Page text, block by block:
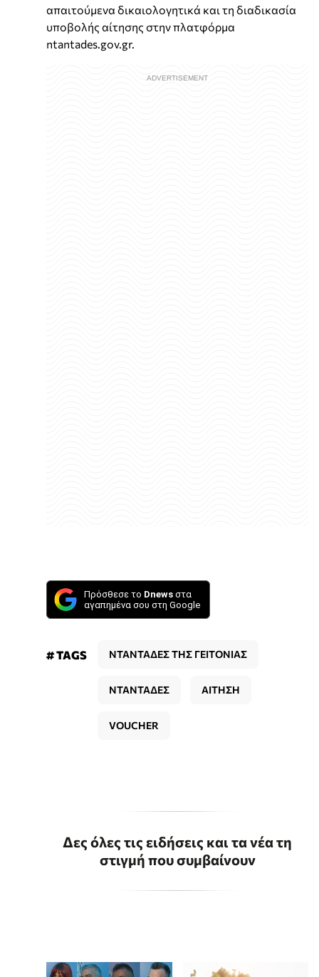
απαιτούμενα δικαιολογητικά και τη διαδικασία
υποβολής αίτησης στην πλατφόρμα
ntantades.gov.gr.
Πρόσθεσε το Dnews στα
αγαπημένα σου στη Google
# TAGS ΝΤΑΝΤΑΔΕΣ ΤΗΣ ΓΕΙΤΟΝΙΑΣ
ΝΤΑΝΤΑΔΕΣ ΑΙΤΗΣΗ
VOUCHER
Δες όλες τις ειδήσεις και τα νέα τη
στιγμή που συμβαίνουν